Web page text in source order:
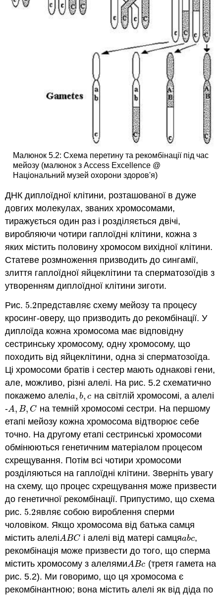
Малюнок 5.2: Схема перетину та рекомбінації під час
мейозу (малюнок з Access Excellence @
Національний музей охорони здоров'я)
ДНК диплоїдної клітини, розташованої в дуже
довгих молекулах, званих хромосомами,
тиражується один раз і розділяється двічі,
виробляючи чотири гаплоїдні клітини, кожна з
яких містить половину хромосом вихідної клітини.
Статеве розмноження призводить до сингамії,
злиття гаплоїдної яйцеклітини та сперматозоїдів з
утворенням диплоїдної клітини зиготи.
Рис. 5.2
5.2представляє схему мейозу та процесу
кросинг-оверу, що призводить до рекомбінації. У
диплоїда кожна хромосома має відповідну
сестринську хромосому, одну хромосому, що
походить від яйцеклітини, одна зі сперматозоїда.
Ці хромосоми братів і сестер мають однакові гени,
але, можливо, різні алелі. На рис. 5.2 схематично
покажемо алеліa, b, c
a, b, c на світлій хромосомі, а алелі
-A, B, C
A,B,C
на темній хромосомі сестри. На першому
етапі мейозу кожна хромосома відтворює себе
точно. На другому етапі сестринські хромосоми
обмінюються генетичним матеріалом процесом
схрещування. Потім всі чотири хромосоми
розділяються на гаплоїдні клітини. Зверніть увагу
на схему, що процес схрещування може призвести
до генетичної рекомбінації. Припустимо, що схема
рис. 5.2
5.2являє собою вироблення сперми
чоловіком. Якщо хромосома від батька самця
містить алеліABC
ABC і алелі від матері самцяabc
abc,
рекомбінація може призвести до того, що сперма
містить хромосому з алелямиABc
ABc (третя гамета на
рис. 5.2). Ми говоримо, що ця хромосома є
рекомбінантною; вона містить алелі як від діда по